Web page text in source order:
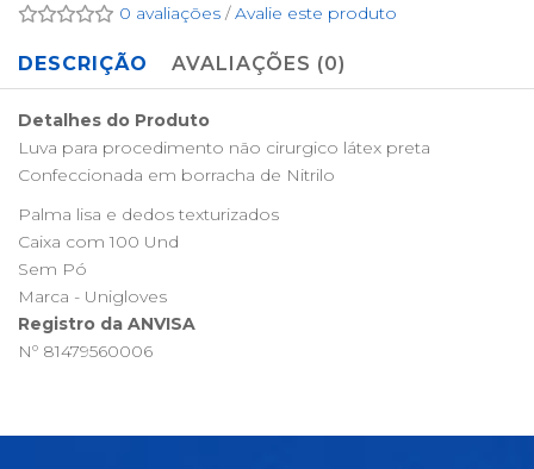
0 avaliações /Avalie este produto
DESCRIÇÃO AVALIAÇÕES (0)
Detalhes do Produto
Luva para procedimento não cirurgico látex preta
Confeccionada em borracha de Nitrilo
Palma lisa e dedos texturizados
Caixa com 100 Und
Sem Pó
Marca - Unigloves
Registro da ANVISA
Nº 81479560006